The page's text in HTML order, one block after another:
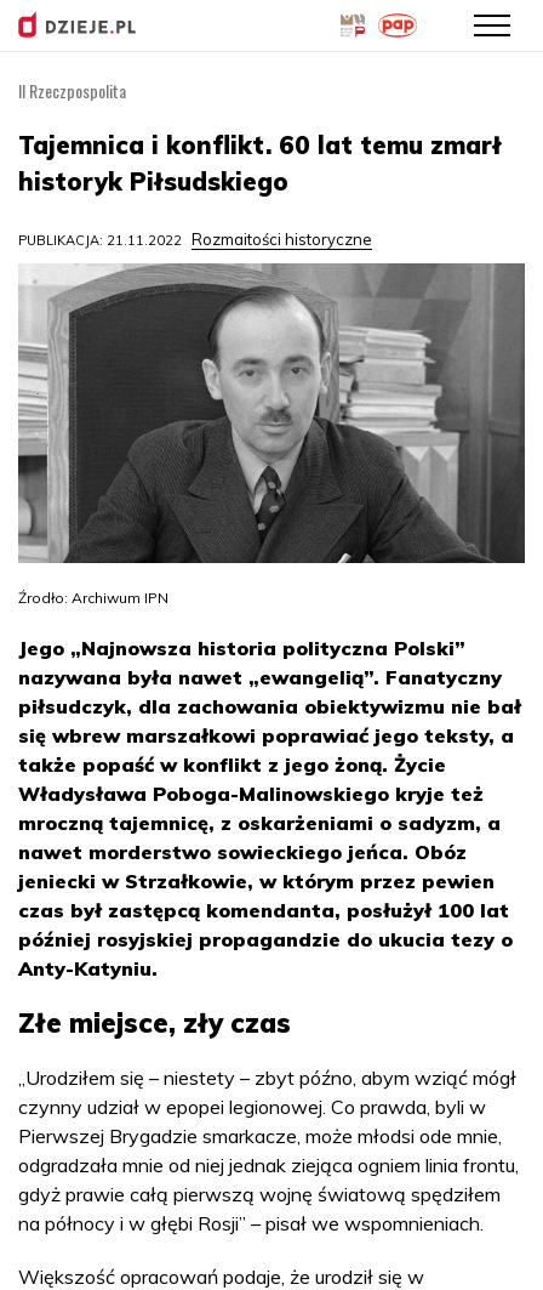
treści
II Rzeczpospolita
Tajemnica i konflikt. 60 lat temu zmarł
historyk Piłsudskiego
PUBLIKACJA: 21.11.2022 Rozmaitości historyczne
Źrodło: Archiwum IPN
Jego „Najnowsza historia polityczna Polski”
nazywana była nawet „ewangelią”. Fanatyczny
piłsudczyk, dla zachowania obiektywizmu nie bał
się wbrew marszałkowi poprawiać jego teksty, a
także popaść w konflikt z jego żoną. Życie
Władysława Poboga-Malinowskiego kryje też
mroczną tajemnicę, z oskarżeniami o sadyzm, a
nawet morderstwo sowieckiego jeńca. Obóz
jeniecki w Strzałkowie, w którym przez pewien
czas był zastępcą komendanta, posłużył 100 lat
później rosyjskiej propagandzie do ukucia tezy o
Anty-Katyniu.
Złe miejsce, zły czas
„Urodziłem się – niestety – zbyt późno, abym wziąć mógł
czynny udział w epopei legionowej. Co prawda, byli w
Pierwszej Brygadzie smarkacze, może młodsi ode mnie,
odgradzała mnie od niej jednak ziejąca ogniem linia frontu,
gdyż prawie całą pierwszą wojnę światową spędziłem
na północy i w głębi Rosji” – pisał we wspomnieniach.
Większość opracowań podaje, że urodził się w